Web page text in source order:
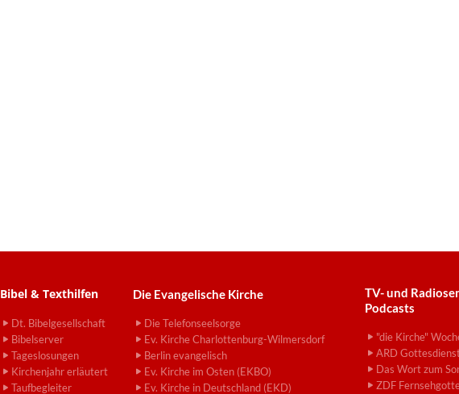
Bibel & Texthilfen
Dt. Bibelgesellschaft
Bibelserver
Tageslosungen
Kirchenjahr erläutert
Taufbegleiter
Die Evangelische Kirche
Die Telefonseelsorge
Ev. Kirche Charlottenburg-Wilmersdorf
Berlin evangelisch
Ev. Kirche im Osten (EKBO)
Ev. Kirche in Deutschland (EKD)
TV- und
Podcasts
"die Kirche"
ARD
Das Wort zum
ZDF